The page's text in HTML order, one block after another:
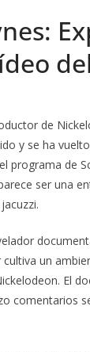
de
y se ha
programa de
ser una
cultiva un
El
comentarios